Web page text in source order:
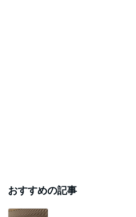
おすすめの記事